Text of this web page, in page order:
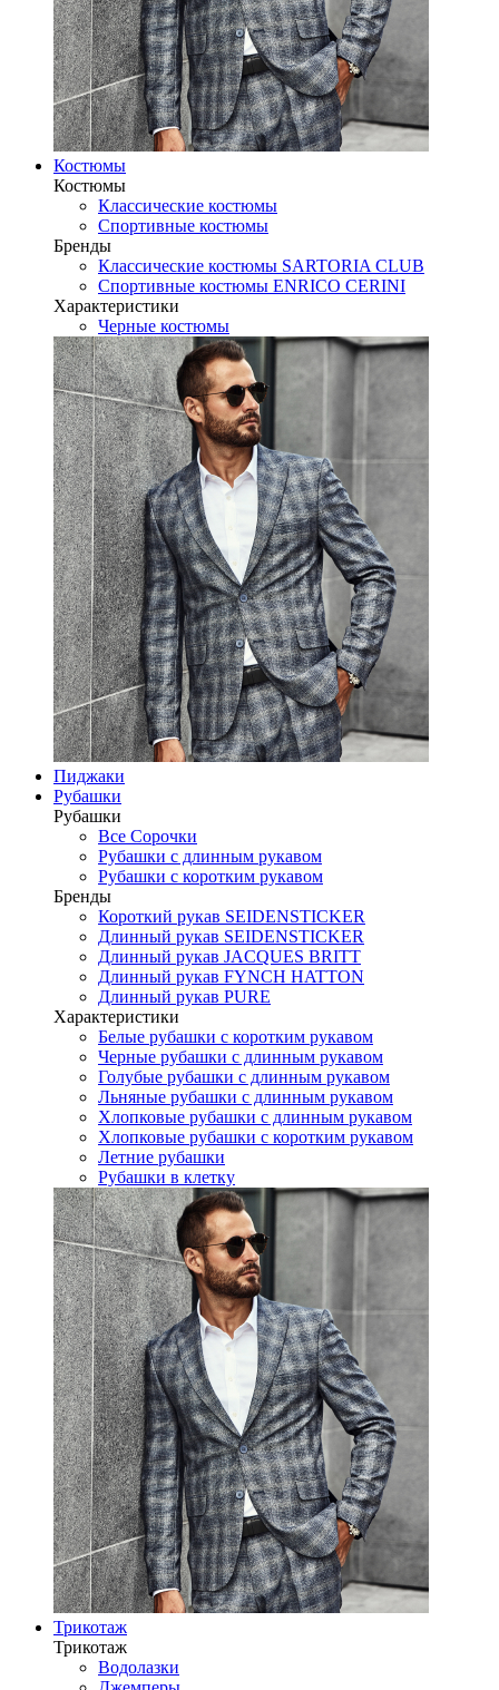
Костюмы
Костюмы
Классические костюмы
Спортивные костюмы
Бренды
Классические костюмы SARTORIA CLUB
Спортивные костюмы ENRICO CERINI
Характеристики
Черные костюмы
Пиджаки
Рубашки
Рубашки
Все Сорочки
Рубашки с длинным рукавом
Рубашки с коротким рукавом
Бренды
Короткий рукав SEIDENSTICKER
Длинный рукав SEIDENSTICKER
Длинный рукав JAСQUES BRITT
Длинный рукав FYNCH HATTON
Длинный рукав PURE
Характеристики
Белые рубашки с коротким рукавом
Черные рубашки с длинным рукавом
Голубые рубашки с длинным рукавом
Льняные рубашки с длинным рукавом
Хлопковые рубашки с длинным рукавом
Хлопковые рубашки с коротким рукавом
Летние рубашки
Рубашки в клетку
Трикотаж
Трикотаж
Водолазки